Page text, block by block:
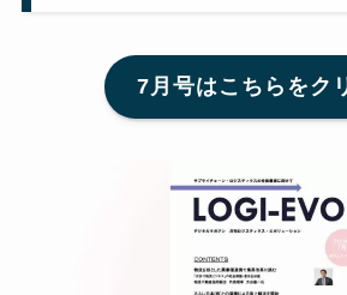
7月号はこちらをク